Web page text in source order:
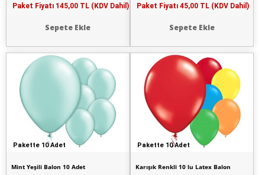
Paket Fiyatı 145,00 TL (KDV Dahil)
Sepete Ekle
Paket Fiyatı 45,00 TL (KDV Dahil)
Sepete Ekle
Pakette 10 Adet
Mint Yeşili Balon 10 Adet
Pakette 10 Adet
Karışık Renkli 10 lu Latex Balon